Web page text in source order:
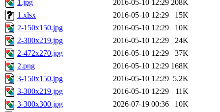
1.jpg
2016-05-10 12:29 208K
1.xlsx
2016-05-10 12:29
15K
2-150x150.jpg
2016-05-10 12:29
10K
2-300x219.jpg
2016-05-10 12:29
24K
2-472x270.jpg
2016-05-10 12:29
37K
2.png
2016-05-10 12:29 168K
3-150x150.jpg
2016-05-10 12:29 5.2K
3-300x219.jpg
2016-05-10 12:29
11K
3-300x300.jpg
2026-07-19 00:36
10K